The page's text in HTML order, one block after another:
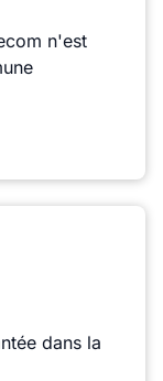
n'est
dans la